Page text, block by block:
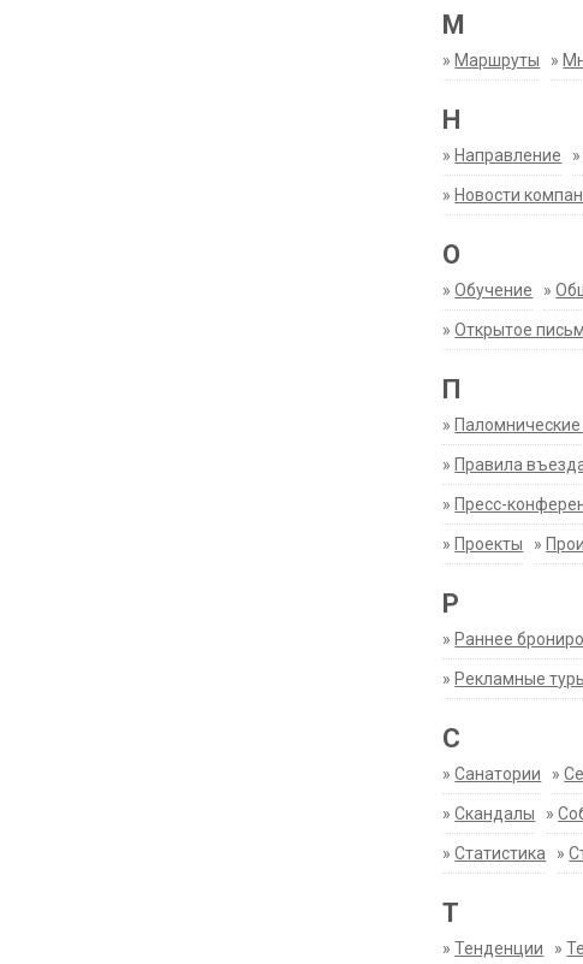
М
» Маршруты »
Н
» Направление »
» Новости
О
»Обучение »
»Открытое
П
» Паломнические
» Правила
» Пресс-
» Проекты »
Р
» Раннее
» Рекламные
С
»Санатории »
»Скандалы »
»Статистика »
Т
»Тенденции »